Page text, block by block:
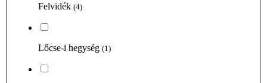
Felvidék (4)
Lőcse-i hegység (1)